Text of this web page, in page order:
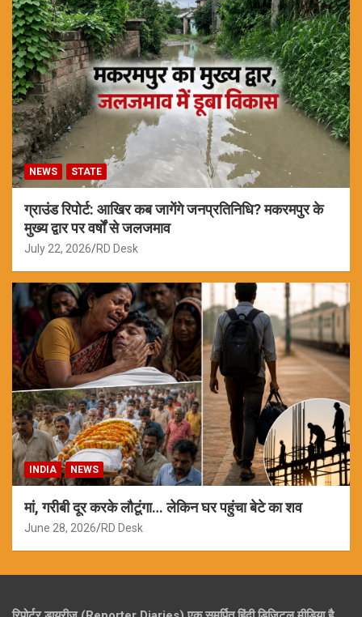
NEWS STATE
ग्राउंड रिपोर्ट: आखिर कब जागेंगे जनप्रतिनिधि? मकरमपुर के
मुख्य द्वार पर वर्षों से जलजमाव
July 22, 2026 RD Desk
INDIA NEWS
मां, गरीबी दूर करके लौटूंगा… लेकिन घर पहुंचा बेटे का शव
June 28, 2026 RD Desk